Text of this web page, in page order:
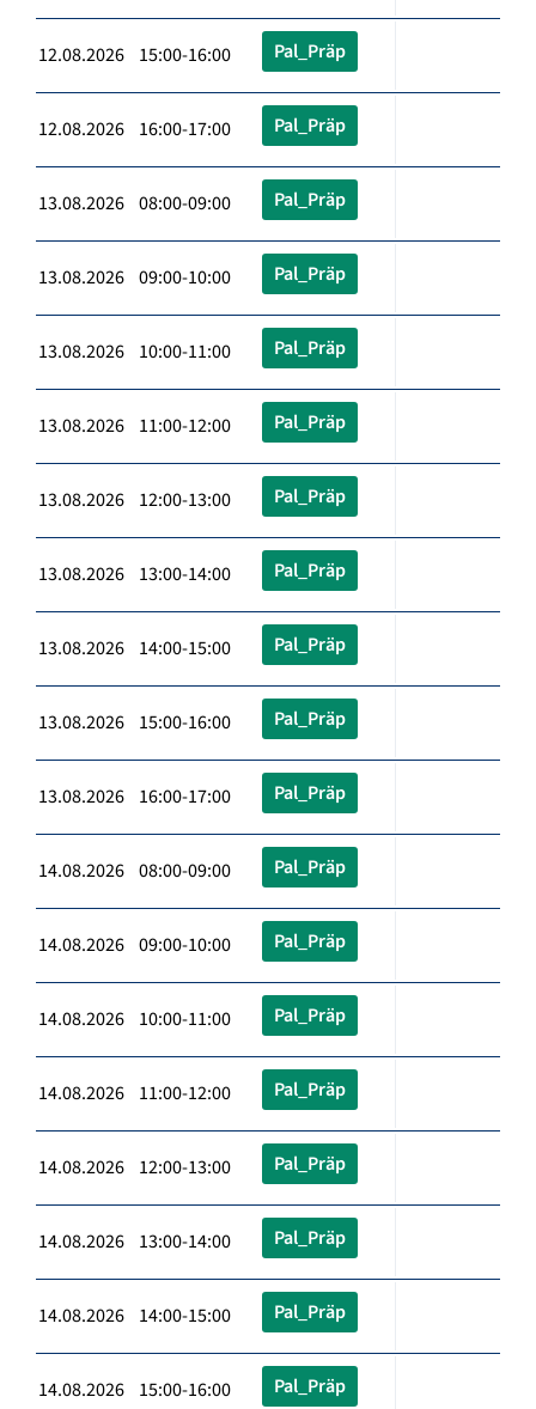
12.08.2026 15:00-16:00 Pal_Präp
12.08.2026 16:00-17:00 Pal_Präp
13.08.2026 08:00-09:00 Pal_Präp
13.08.2026 09:00-10:00 Pal_Präp
13.08.2026 10:00-11:00 Pal_Präp
13.08.2026 11:00-12:00 Pal_Präp
13.08.2026 12:00-13:00 Pal_Präp
13.08.2026 13:00-14:00 Pal_Präp
13.08.2026 14:00-15:00 Pal_Präp
13.08.2026 15:00-16:00 Pal_Präp
13.08.2026 16:00-17:00 Pal_Präp
14.08.2026 08:00-09:00 Pal_Präp
14.08.2026 09:00-10:00 Pal_Präp
14.08.2026 10:00-11:00 Pal_Präp
14.08.2026 11:00-12:00 Pal_Präp
14.08.2026 12:00-13:00 Pal_Präp
14.08.2026 13:00-14:00 Pal_Präp
14.08.2026 14:00-15:00 Pal_Präp
14.08.2026 15:00-16:00 Pal_Präp